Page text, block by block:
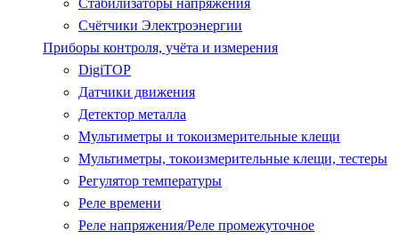
Стабилизаторы напряжения
Счётчики Электроэнергии
Приборы контроля, учёта и измерения
DigiTOP
Датчики движения
Детектор металла
Мультиметры и токоизмерительные клещи
Мультиметры, токоизмерительные клещи, тестеры
Регулятор температуры
Реле времени
Реле напряжения/Реле промежуточное